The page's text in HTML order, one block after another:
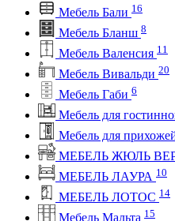
Мебель Бали 16
Мебель Бланш 8
Мебель Валенсия 11
Мебель Вивальди 20
Мебель Габи 6
Мебель для
Мебель для
МЕБЕЛЬ ЖЮЛЬ
МЕБЕЛЬ ЛАУРА 10
МЕБЕЛЬ ЛОТОС 14
Мебель Мальта 15